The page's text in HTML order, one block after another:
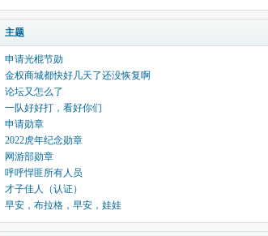
主题
申请光棍节勋
金权商城都快好几天了还没恢复啊
论坛又怎么了
一队好好打，看好你们
申请勋章
2022虎年纪念勋章
网游部勋章
呼呼悍匪所有人员
才子佳人（认证）
早安，布拉格，早安，娃娃